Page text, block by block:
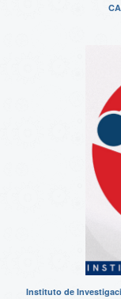
Instituto de